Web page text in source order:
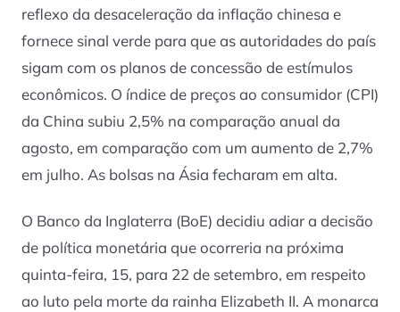
reflexo da desaceleração da inflação chinesa e
fornece sinal verde para que as autoridades do país
sigam com os planos de concessão de estímulos
econômicos. O índice de preços ao consumidor (CPI)
da China subiu 2,5% na comparação anual da
agosto, em comparação com um aumento de 2,7%
em julho. As bolsas na Ásia fecharam em alta.
O Banco da Inglaterra (BoE) decidiu adiar a decisão
de política monetária que ocorreria na próxima
quinta-feira, 15, para 22 de setembro, em respeito
ao luto pela morte da rainha Elizabeth II. A monarca